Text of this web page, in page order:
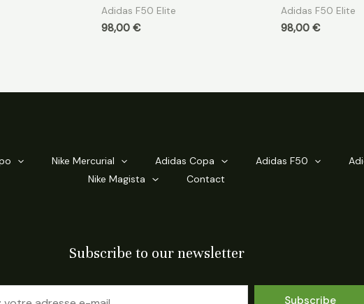
Adidas F50 Elite
98,00 €
Adidas F50 Elite
98,00 €
Nike Mercurial Adidas Copa Adidas F50
Nike Magista
Contact
Subscribe to our newsletter
Subscribe